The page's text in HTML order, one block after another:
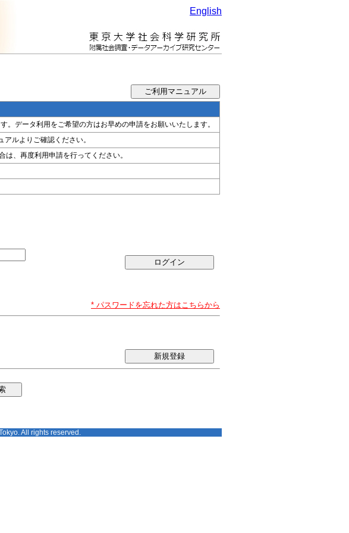
English
データ利用をご希望の方はお早めの申請をお願いいたします。
ルよりご確認ください。
、再度利用申請を行ってください。
* パスワードを忘れた方はこちらから
新規登録
All rights reserved.